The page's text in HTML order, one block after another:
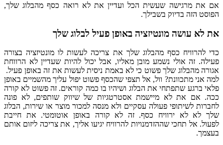
אם את מרגישה שעשית הכל ועדיין את לא רואה כסף מהבלוג שלך,
הפוסט הזה בדיוק בשבילך.
את לא עושה מונטיזציה באופן פעיל לבלוג שלך
כדי להרוויח כסף מהבלוג שלך את צריכה לעשות לו מונטיזציה בצורה
פעילה. זה אולי נשמע מובן מאליו, אבל יכול להיות שעדיין לא הרווחת
אגורה מהבלוג שלך פשוט כי לא באמת ניסית לעשות את זה באופן פעיל.
למה אני מתכוונת? וול, אל תצפי שהכסף פשוט יפול עליך מהשמיים באופן
פלאי ברגע שתפתחי את הבלוג ושיהיו בו כמה קוראים. זה פשוט לא קורה
ככה. אם את לא מיישמת אסטרטגיות של שיווק שותפים, לא פונה
לחברות לשיתופי פעולה עסקיים ולא מנסה למכור מוצר או שירות, הבלוג
שלך לא לא ירוויח כסף. זה לא קורה באופן אוטומטי. את חייבת
לפעול. אל תחכי שההזדמנויות להרוויח יגיעו אליך, את צריכה ליזום אותם
בעצמך.